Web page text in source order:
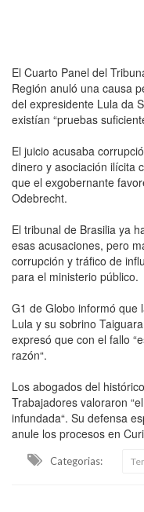
El Cuarto Panel del
Región anuló una causa
del expresidente Lula da
existían “pruebas
El juicio acusaba
dinero y asociación ilícita
que el exgobernante
Odebrecht.
El tribunal de Brasilia ya
esas acusaciones, pero
corrupción y tráfico de
para el ministerio público.
G1 de Globo informó que
Lula y su sobrino
expresó que con el fallo
razón“.
Los abogados del
Trabajadores valoraron
infundada“. Su defensa
anule los procesos en
Categorias: